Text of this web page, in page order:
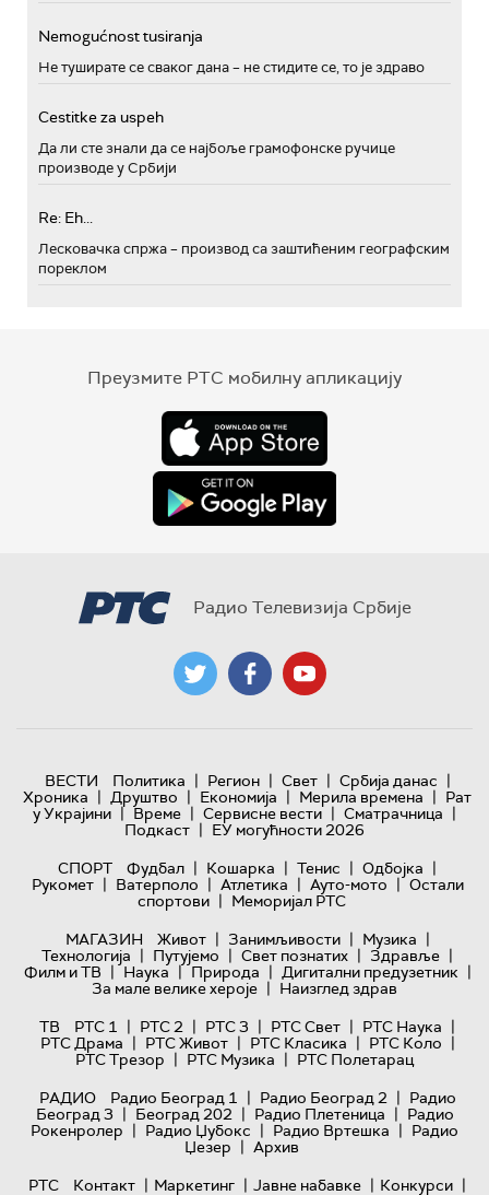
Nemogućnost tusiranja
Не туширате се сваког дана – не стидите се, то је здраво
Cestitke za uspeh
Да ли сте знали да се најбоље грамофонске ручице
производе у Србији
Re: Eh...
Лесковачка спржа – производ са заштићеним географским
пореклом
Преузмите РТС мобилну апликацију
Радио Телевизија Србије
ВЕСТИ Политика | Регион | Свет | Србија данас |
Хроника | Друштво | Економија | Мерила времена | Рат
у Украјини | Време | Сервисне вести | Сматрачница |
Подкаст | ЕУ могућности 2026
СПОРТ
Фудбал | Кошарка | Тенис | Одбојка |
Рукомет | Ватерполо | Атлетика | Ауто-мото | Остали
спортови | Меморијал РТС
МАГАЗИН
Живот | Занимљивости | Музика |
Технологијa | Путујемо | Свет познатих | Здравље |
Филм и ТВ | Наука | Природа | Дигитални предузетник |
За мале велике хероје | Наизглед здрав
ТВ
РТС 1 | РТС 2 | РТС 3 | РТС Свет | РТС Наука |
РТС Драма | РТС Живот | РТС Класика | РТС Коло |
РТС Трезор | РТС Музика | РТС Полетарац
РАДИО
Радио Београд 1 | Радио Београд 2 | Радио
Београд 3 | Београд 202 | Радио Плетеница | Радио
Рокенролер | Радио Џубокс | Радио Вртешка | Радио
Џезер | Архив
РТС
Контакт | Маркетинг | Јавне набавке | Конкурси |